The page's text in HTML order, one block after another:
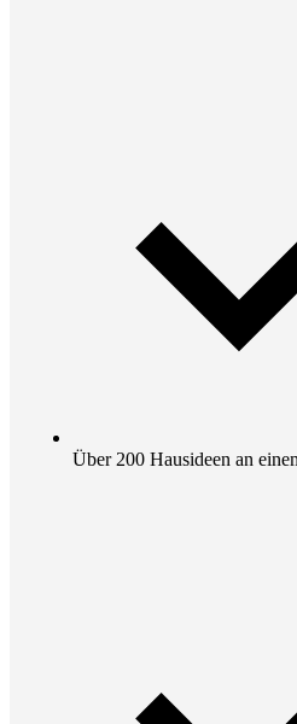
Über 200 Hausideen an